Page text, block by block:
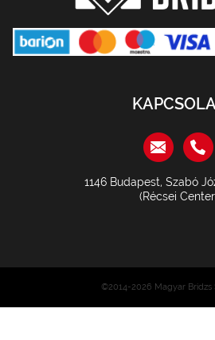
1146 Budapest, Szabó
(Récsei
©2014-2026 Magyar Bridzs